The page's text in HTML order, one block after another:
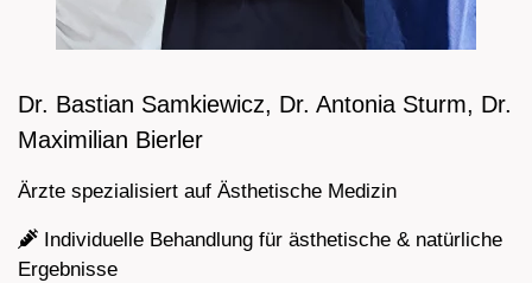
Dr. Bastian Samkiewicz, Dr. Antonia Sturm, Dr.
Maximilian Bierler
Ärzte spezialisiert auf Ästhetische Medizin
Individuelle Behandlung für ästhetische & natürliche
Ergebnisse